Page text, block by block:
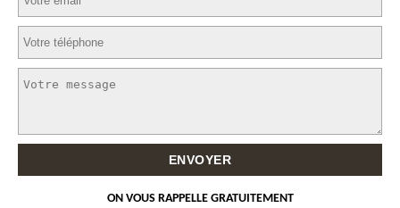
ON VOUS RAPPELLE GRATUITEMENT